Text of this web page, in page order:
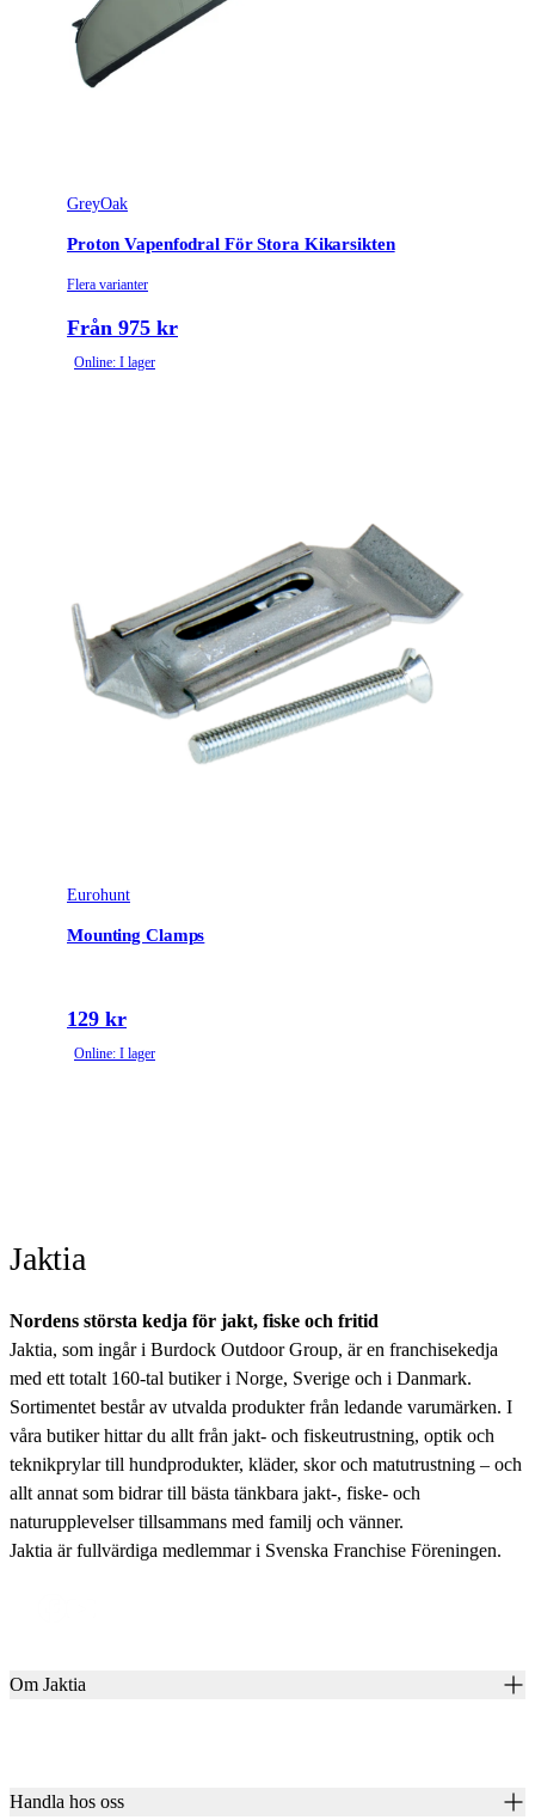
GreyOak
Proton Vapenfodral För Stora Kikarsikten
Flera varianter
Från 975 kr
Online: I lager
Eurohunt
Mounting Clamps
129 kr
Online: I lager
Jaktia
Nordens största kedja för jakt, fiske och fritid
Jaktia, som ingår i Burdock Outdoor Group, är en franchisekedja
med ett totalt 160-tal butiker i Norge, Sverige och i Danmark.
Sortimentet består av utvalda produkter från ledande varumärken. I
våra butiker hittar du allt från jakt- och fiskeutrustning, optik och
teknikprylar till hundprodukter, kläder, skor och matutrustning – och
allt annat som bidrar till bästa tänkbara jakt-, fiske- och
naturupplevelser tillsammans med familj och vänner.
Jaktia är fullvärdiga medlemmar i Svenska Franchise Föreningen.
Om Jaktia
Karriär
Handla hos oss